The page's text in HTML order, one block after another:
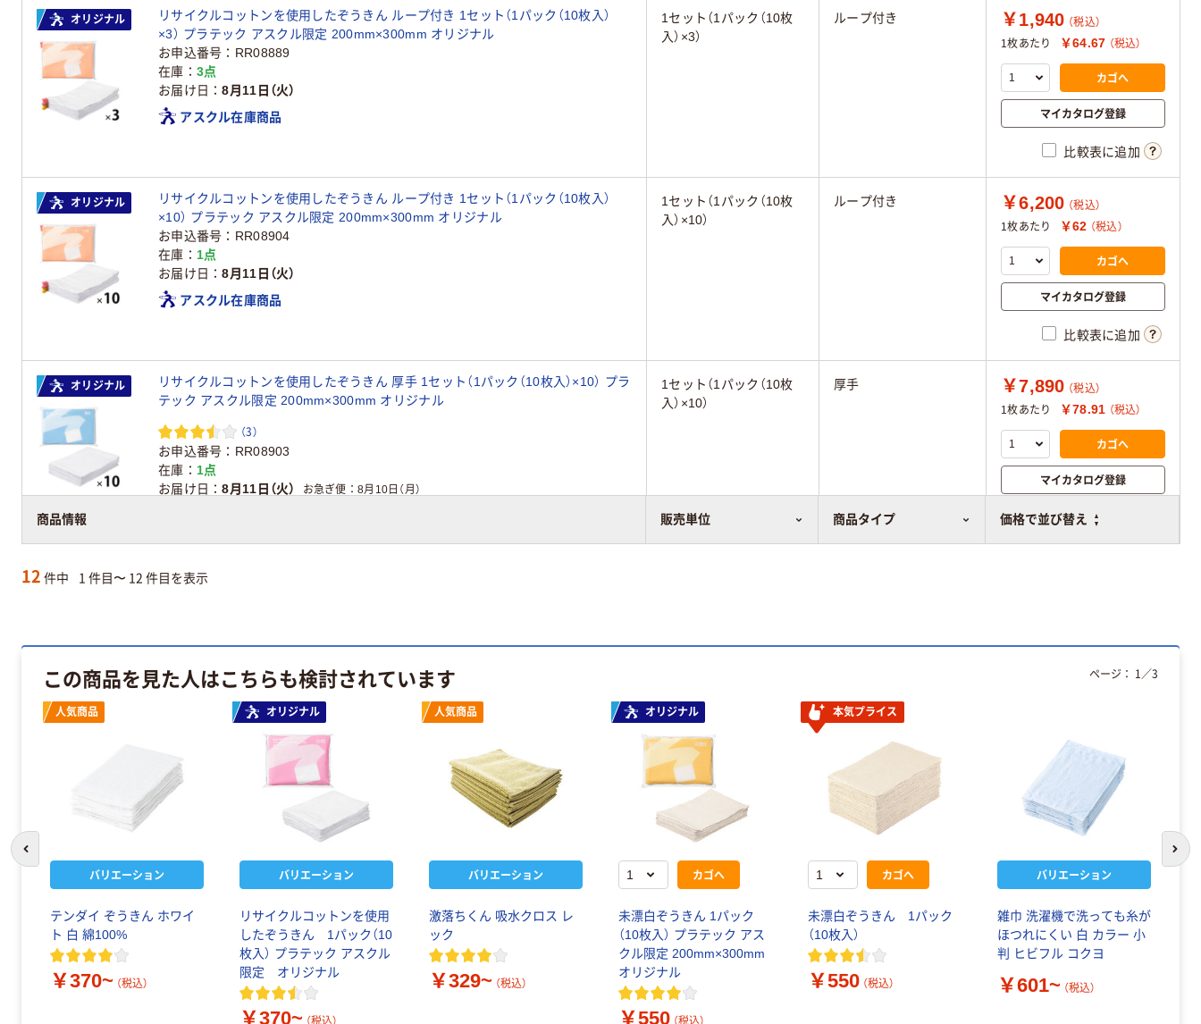
商品情報 販売単位 商品タイプ 価格で並び替え
オリジナル
リサイクルコットンを使用したぞうきん ループ付き 1セット（1パック（10枚入）
×3） プラテック アスクル限定 200mm×300mm オリジナル
お申込番号
RR08889
在庫
3点
お届け日
8月11日（火）
アスクル在庫商品
1セット（1パック（10枚
入）×3）
ループ付き ￥1,940 （税込）
1枚あたり
￥64.67 （税込）
カゴへ
マイカタログ登録
比較表に追加
オリジナル
リサイクルコットンを使用したぞうきん ループ付き 1セット（1パック（10枚入）
×10） プラテック アスクル限定 200mm×300mm オリジナル
お申込番号
RR08904
在庫
1点
お届け日
8月11日（火）
アスクル在庫商品
1セット（1パック（10枚
入）×10）
ループ付き ￥6,200 （税込）
1枚あたり
￥62 （税込）
カゴへ
マイカタログ登録
比較表に追加
オリジナル
リサイクルコットンを使用したぞうきん 厚手 1セット（1パック（10枚入）×10） プラ
テック アスクル限定 200mm×300mm オリジナル
（3）
お申込番号
RR08903
在庫
1点
お届け日
8月11日（火） お急ぎ便 8月10日（月）
1セット（1パック（10枚
入）×10）
厚手 ￥7,890 （税込）
1枚あたり
￥78.91 （税込）
カゴへ
マイカタログ登録
比較表に追加
12 件中 1 件目〜 12 件目を表示
この商品を見た人はこちらも検討されています
人気商品
バリエーション
テンダイ ぞうきん ホワイ
ト 白 綿100%
￥370~ （税込）
オリジナル
バリエーション
リサイクルコットンを使用
したぞうきん 1パック（10
枚入） プラテック アスクル
限定 オリジナル
￥370~ （税込）
人気商品
バリエーション
激落ちくん 吸水クロス レ
ック
￥329~ （税込）
オリジナル
カゴへ
未漂白ぞうきん 1パック
（10枚入） プラテック アス
クル限定 200mm×300mm
オリジナル
￥550 （税込）
本気プライス
カゴへ
未漂白ぞうきん 1パック
（10枚入）
￥550 （税込）
バリエーション
雑巾 洗濯機で洗っても糸が
ほつれにくい 白 カラー 小
判 ヒビフル コクヨ
￥601~ （税込）
ページ： 1 ／3
前のスライドへ 次